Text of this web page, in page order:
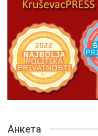
Анкета